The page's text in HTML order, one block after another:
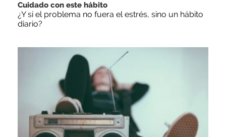
Cuidado con este hábito
¿Y si el problema no fuera el estrés, sino un hábito
diario?